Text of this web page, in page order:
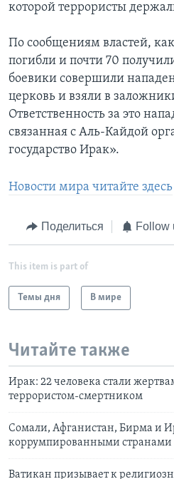
которой террористы
По сообщениям властей,
погибли и почти 70
боевики совершили
церковь и взяли в
Ответственность за это
связанная с Аль-Кайдой
государство Ирак».
Новости мира читайте здесь
Поделиться Follow
This item is part of
Темы дня В мире
Читайте также
Ирак: 22 человека стали
террористом-смертником
Сомали, Афганистан, Бирма и
коррумпированными странами
Ватикан призывает к